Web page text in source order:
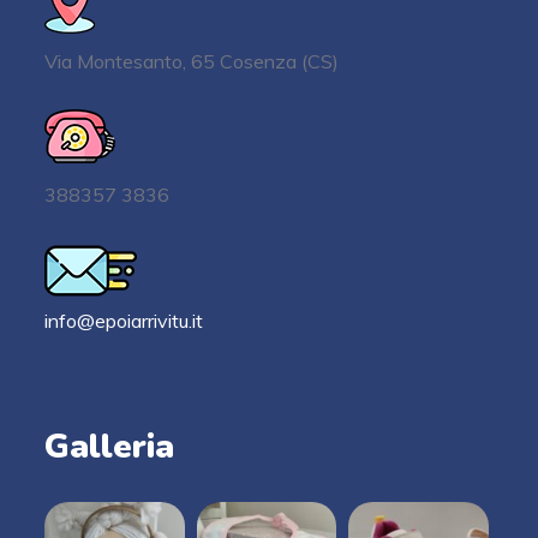
Via Montesanto, 65 Cosenza (CS)
388357 3836
info@epoiarrivitu.it
Galleria